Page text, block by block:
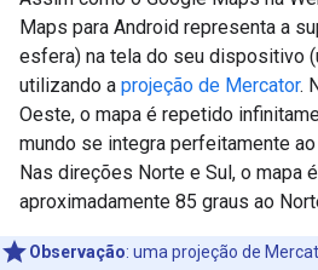
Maps para Android representa a
esfera) na tela do seu dispositivo
utilizando a projeção de Mercator.
Oeste, o mapa é repetido
mundo se integra perfeitamente
Nas direções Norte e Sul, o mapa
aproximadamente 85 graus ao
Observação: uma projeção de